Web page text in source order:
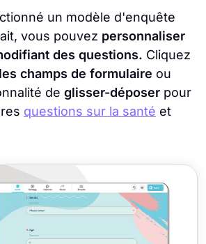
un modèle d'enquête
vous pouvez personnaliser
des questions. Cliquez
les champs de formulaire ou
de glisser-déposer pour
questions sur la santé et